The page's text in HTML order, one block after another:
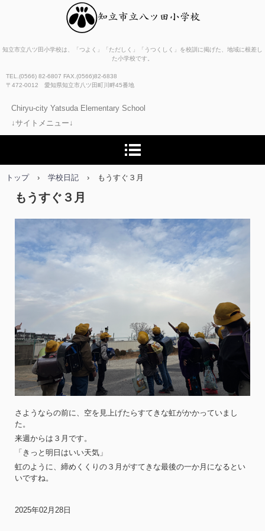
知立市立八ツ田小学校
知立市立八ツ田小学校は、「つよく」「ただしく」「うつくしく」を校訓に掲げた、地域に根差し
た小学校です。
TEL.(0566) 82-6807 FAX.(0566)82-6838
〒472-0012 愛知県知立市八ツ田町川畔45番地
Chiryu-city Yatsuda Elementary School
↓サイトメニュー↓
トップ › 学校日記 › もうすぐ３月
もうすぐ３月
さようならの前に、空を見上げたらすてきな虹がかかっていまし
た。
来週からは３月です。
「きっと明日はいい天気」
虹のように、締めくくりの３月がすてきな最後の一か月になるとい
いですね。
2025年02月28日